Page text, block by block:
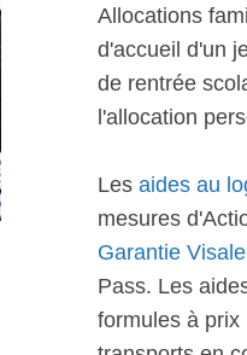
Allocations
d'accueil d'un
de rentrée
l'allocation
Les aides au
mesures
Garantie Visale
Pass. Les
formules à prix